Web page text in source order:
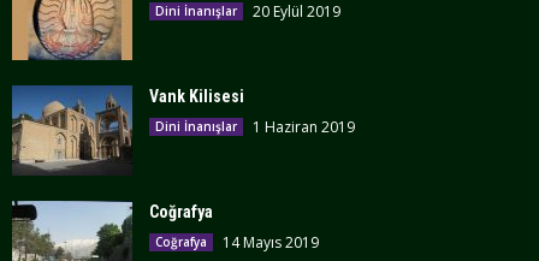
Dini İnanışlar 20 Eylül 2019
Vank Kilisesi
Dini İnanışlar 1 Haziran 2019
Coğrafya
Coğrafya 14 Mayıs 2019